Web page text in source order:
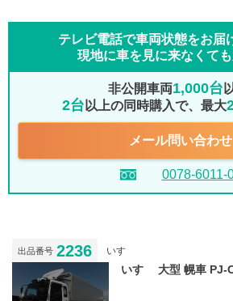
テレビ電話で車両状態をお届
現地に車を見に来なくても
非公開車両1,000台
2台 以上の同時購入で、最大
メール問い合わせ
0078-6011-
出品番号 2236 いすゞ
いすゞ 大型 幌車 PJ-